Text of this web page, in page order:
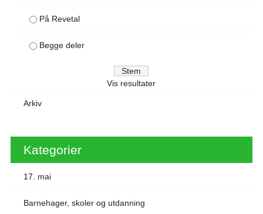
På Revetal
Begge deler
Vis resultater
Arkiv
Kategorier
17. mai
Barnehager, skoler og utdanning